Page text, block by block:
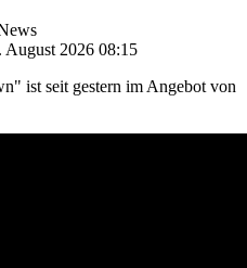
August 2026 08:15
ist seit gestern im Angebot von